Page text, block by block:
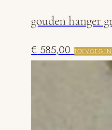
gouden hanger
€ 585,00